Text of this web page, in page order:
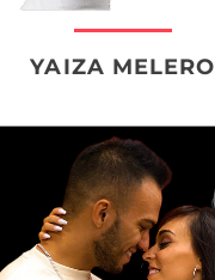
YAIZA MELERO